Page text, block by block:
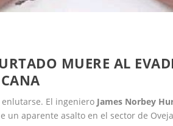
MUERE AL
enlutarse. El ingeniero James Norbey
un aparente asalto en el sector de